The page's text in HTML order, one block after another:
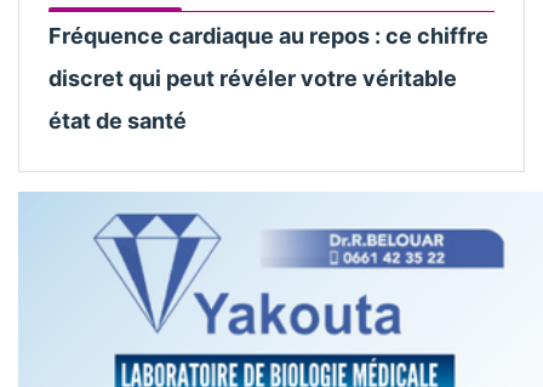
Fréquence cardiaque au repos : ce chiffre
discret qui peut révéler votre véritable
état de santé